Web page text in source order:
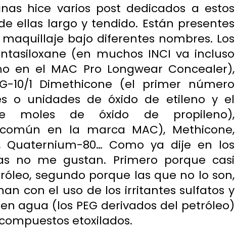
hice varios post dedicados a estos
ellas largo y tendido. Están presentes
bajo diferentes nombres. Los
(en muchos INCI va incluso
en el MAC Pro Longwear Concealer),
10/1 Dimethicone (el primer número
o unidades de óxido de etileno y el
moles de óxido de propileno),
en la marca MAC), Methicone,
Quaternium-80… Como ya dije en los
no me gustan. Primero porque casi
segundo porque las que no lo son,
con el uso de los irritantes sulfatos y
agua (los PEG derivados del petróleo)
etoxilados.